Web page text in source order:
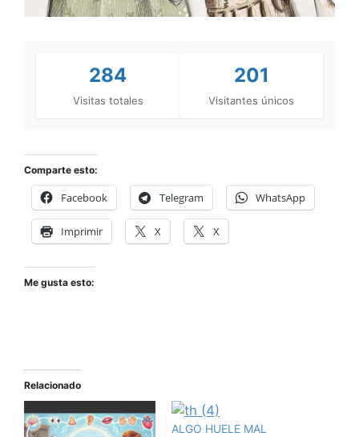
284
Visitas totales
201
Visitantes únicos
Comparte esto:
Facebook Telegram WhatsApp
Imprimir X X
Me gusta esto:
Relacionado
ALGO HUELE MAL